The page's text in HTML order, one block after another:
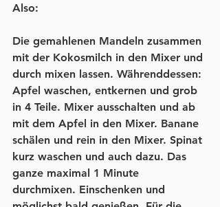
Also:
Die gemahlenen Mandeln zusammen
mit der Kokosmilch in den Mixer und
durch mixen lassen. Währenddessen:
Apfel waschen, entkernen und grob
in 4 Teile. Mixer ausschalten und ab
mit dem Apfel in den Mixer. Banane
schälen und rein in den Mixer. Spinat
kurz waschen und auch dazu. Das
ganze maximal 1 Minute
durchmixen. Einschenken und